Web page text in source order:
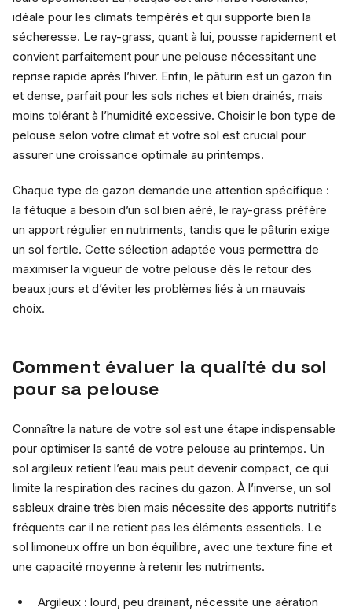
idéale pour les climats tempérés et qui supporte bien la
sécheresse. Le ray-grass, quant à lui, pousse rapidement et
convient parfaitement pour une pelouse nécessitant une
reprise rapide après l’hiver. Enfin, le pâturin est un gazon fin
et dense, parfait pour les sols riches et bien drainés, mais
moins tolérant à l’humidité excessive. Choisir le bon type de
pelouse selon votre climat et votre sol est crucial pour
assurer une croissance optimale au printemps.
Chaque type de gazon demande une attention spécifique :
la fétuque a besoin d’un sol bien aéré, le ray-grass préfère
un apport régulier en nutriments, tandis que le pâturin exige
un sol fertile. Cette sélection adaptée vous permettra de
maximiser la vigueur de votre pelouse dès le retour des
beaux jours et d’éviter les problèmes liés à un mauvais
choix.
Comment évaluer la qualité du sol
pour sa pelouse
Connaître la nature de votre sol est une étape indispensable
pour optimiser la santé de votre pelouse au printemps. Un
sol argileux retient l’eau mais peut devenir compact, ce qui
limite la respiration des racines du gazon. À l’inverse, un sol
sableux draine très bien mais nécessite des apports nutritifs
fréquents car il ne retient pas les éléments essentiels. Le
sol limoneux offre un bon équilibre, avec une texture fine et
une capacité moyenne à retenir les nutriments.
Argileux : lourd, peu drainant, nécessite une aération